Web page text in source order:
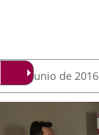
Fecha
de
la
30 de junio de 2016